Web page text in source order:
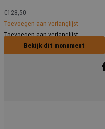
€128,50
Toevoegen aan verlanglijst
Toevoegen aan verlanglijst
Bekijk dit monument